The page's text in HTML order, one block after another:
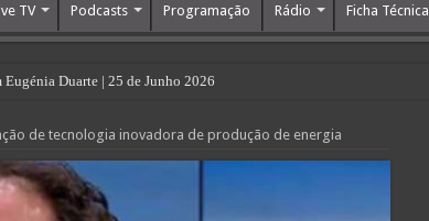
TV Podcasts Programação Rádio Ficha Técnica
Duarte | 25 de Junho 2026
de tecnologia inovadora de produção de energia